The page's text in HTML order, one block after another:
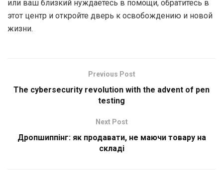
или ваш близкий нуждаетесь в помощи, обратитесь в
этот центр и откройте дверь к освобождению и новой
жизни.
Previous Post
The cybersecurity revolution with the advent of pen
testing
Next Post
Дропшиппінг: як продавати, не маючи товару на
складі